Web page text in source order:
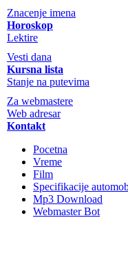
Znacenje imena
Horoskop
Lektire
Vesti dana
Kursna lista
Stanje na putevima
Za webmastere
Web adresar
Kontakt
Pocetna
Vreme
Film
Specifikacije
Mp3 Download
Webmaster Bot